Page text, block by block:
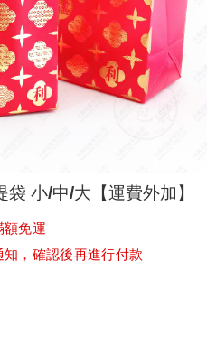
小/中/大【運費外加】
免運
，確認後再進行付款